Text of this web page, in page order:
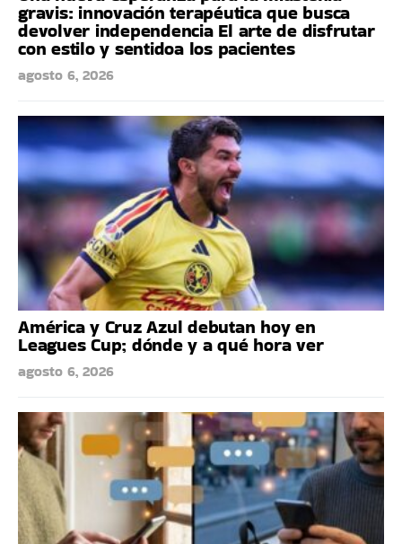
gravis: innovación terapéutica que busca
devolver independencia El arte de disfrutar
con estilo y sentidoa los pacientes
agosto 6, 2026
América y Cruz Azul debutan hoy en
Leagues Cup; dónde y a qué hora ver
agosto 6, 2026